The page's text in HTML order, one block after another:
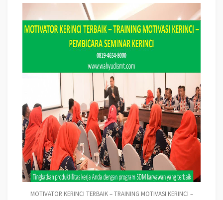
MOTIVATOR KERINCI TERBAIK – TRAINING MOTIVASI KERINCI –